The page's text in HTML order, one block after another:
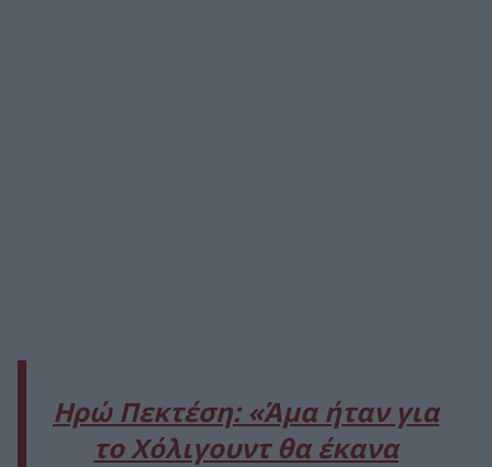
Ηρώ Πεκτέση: «Άμα ήταν για
το Χόλιγουντ θα έκανα